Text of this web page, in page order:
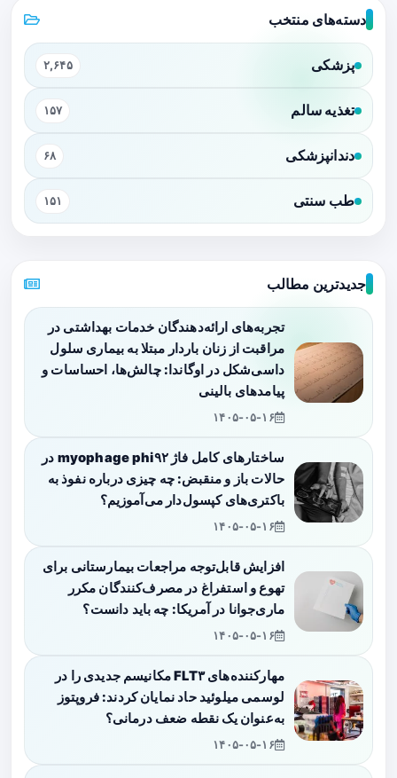
دسته‌های منتخب
پزشکی ۲,۶۴۵
تغذیه سالم ۱۵۷
دندانپزشکی ۶۸
طب سنتی ۱۵۱
جدیدترین مطالب
تجربه‌های ارائه‌دهندگان خدمات بهداشتی در
مراقبت از زنان باردار مبتلا به بیماری سلول
داسی‌شکل در اوگاندا: چالش‌ها، احساسات و
پیامدهای بالینی
۱۴۰۵-۰۵-۱۶
ساختارهای کامل فاژ myophage phi۹۲ در
حالات باز و منقبض: چه چیزی درباره نفوذ به
باکتری‌های کپسول‌دار می‌آموزیم؟
۱۴۰۵-۰۵-۱۶
افزایش قابل‌توجه مراجعات بیمارستانی برای
تهوع و استفراغ در مصرف‌کنندگان مکرر
ماری‌جوانا در آمریکا: چه باید دانست؟
۱۴۰۵-۰۵-۱۶
مهارکننده‌های FLT۳ مکانیسم جدیدی را در
لوسمی میلوئید حاد نمایان کردند: فروپتوز
به‌عنوان یک نقطه ضعف درمانی؟
۱۴۰۵-۰۵-۱۶